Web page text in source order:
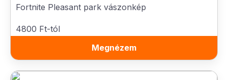
Fortnite Pleasant park vászonkép
4800 Ft-tól
Megnézem